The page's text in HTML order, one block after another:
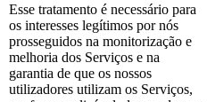
Esse tratamento é necessário para
os interesses legítimos por nós
prosseguidos na monitorização e
melhoria dos Serviços e na
garantia de que os nossos
utilizadores utilizam os Serviços,